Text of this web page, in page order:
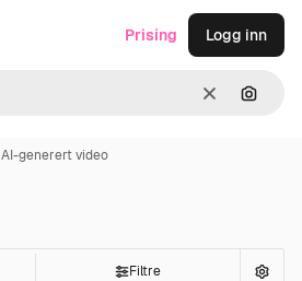
Slett Søk
Prising Logg inn
AI-generert video
Filtre